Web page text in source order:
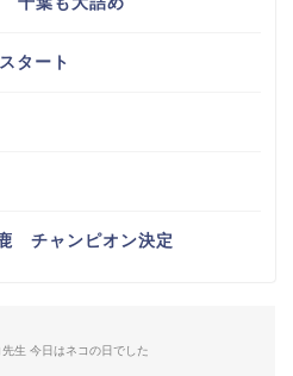
タート
チャンピオン決定
生 今日はネコの日でした